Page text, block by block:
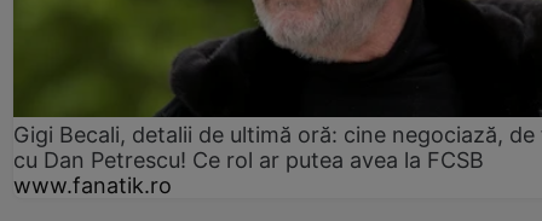
Gigi Becali, detalii de ultimă oră: cine negociază,
cu Dan Petrescu! Ce rol ar putea avea la FCSB
www.fanatik.ro